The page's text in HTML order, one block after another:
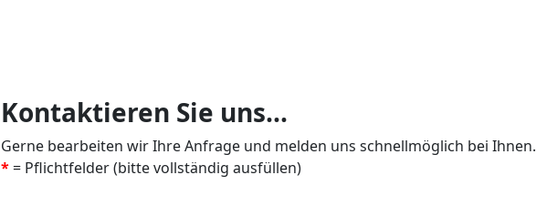
Kontaktieren Sie uns...
Gerne bearbeiten wir Ihre Anfrage und melden uns schnellmöglich bei Ihnen.
*= Pflichtfelder (bitte vollständig ausfüllen)